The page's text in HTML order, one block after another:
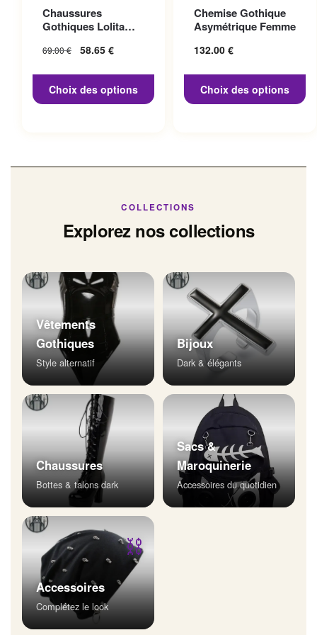
Chaussures
Gothiques Lolita
69.00€
Le prix initial
58.65 €
58.65 €.
Choix des options
variations. Les options
peuvent être choisies sur la
page du produit
Chemise Gothique
Asymétrique Femme
132.00 €
Choix des options
variations. Les options
peuvent être choisies sur la
page du produit
COLLECTIONS
Explorez nos collections
Vêtements
Gothiques
Style alternatif
Bijoux
Dark & élégants
Chaussures
Bottes & talons dark
Sacs &
Maroquinerie
Accessoires du quotidien
⛓
Accessoires
Complétez le look